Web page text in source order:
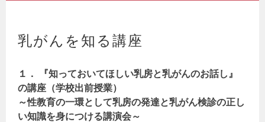
乳がんを知る講座
１． 『知っておいてほしい乳房と乳がんのお話し』
の講座（学校出前授業）
～性教育の一環として乳房の発達と乳がん検診の正し
い知識を身につける講演会～